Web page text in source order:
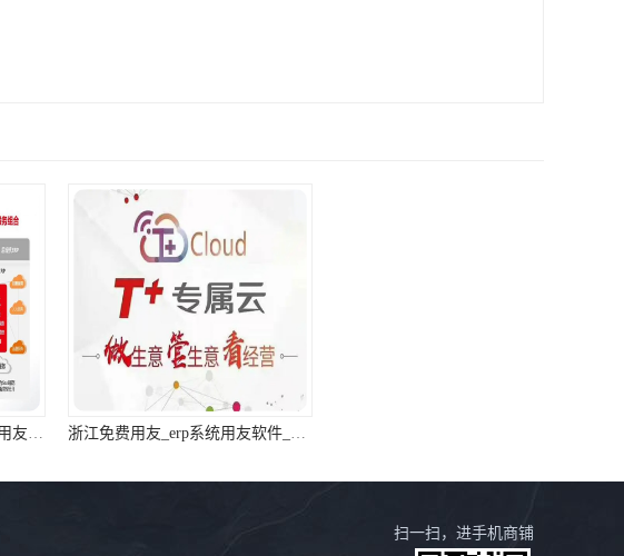
浙江免费用友_erp系统用友软件_浙江用友
扫一扫，进手机商铺